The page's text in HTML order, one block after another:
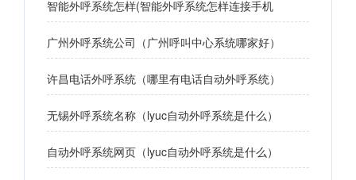
智能外呼系统怎样(智能外呼系统怎样连接手机
广州外呼系统公司（广州呼叫中心系统哪家好）
许昌电话外呼系统（哪里有电话自动外呼系统）
无锡外呼系统名称（lyuc自动外呼系统是什么）
自动外呼系统网页（lyuc自动外呼系统是什么）